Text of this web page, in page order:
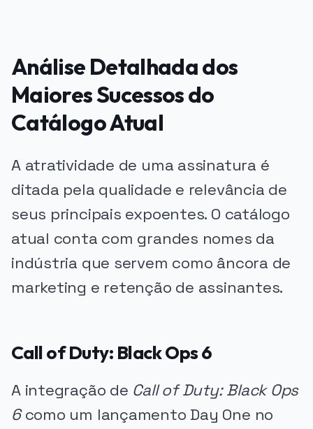
Análise Detalhada dos
Maiores Sucessos do
Catálogo Atual
A atratividade de uma assinatura é
ditada pela qualidade e relevância de
seus principais expoentes. O catálogo
atual conta com grandes nomes da
indústria que servem como âncora de
marketing e retenção de assinantes.
Call of Duty: Black Ops 6
A integração de Call of Duty: Black Ops
6como um lançamento Day One no